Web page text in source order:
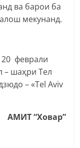
ва барои ба
мекунанд.
феврали
– шаҳри Тел
– «Tel Aviv
АМИТ “Ховар”